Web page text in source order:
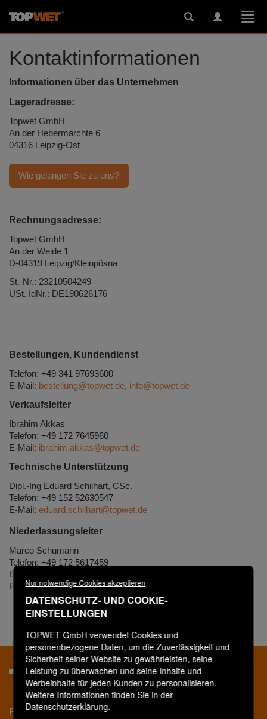
Nur notwendige Cookies akzeptieren
DATENSCHUTZ- UND COOKIE-
EINSTELLUNGEN
TOPWET GmbH verwendet Cookies und
personenbezogene Daten, um die Zuverlässigkeit und
Sicherheit seiner Website zu gewährleisten, seine
Leistung zu überwachen und seine Inhalte und
Werbeinhalte für jeden Kunden zu personalisieren.
Weitere Informationen finden Sie in der
Datenschutzerklärung.
Toggle
Toggle
Kontaktinformationen
Informationen über das Unternehmen
Lageradresse:
Topwet GmbH
An der Hebermärchte 6
04316 Leipzig-Ost
Wie gelangen Sie zu uns?
Rechnungsadresse:
Topwet GmbH
An der Weide 1
D-04319 Leipzig/Kleinpösna
St.-Nr.: 23210504249
USt. IdNr.: DE190626176
Bestellungen, Kundendienst
Telefon: +49 341 97693600
E-Mail: bestellung@topwet.de, info@topwet.de
Verkaufsleiter
Ibrahim Akkas
Telefon: +49 172 7645960
E-Mail: ibrahim.akkas@topwet.de
Technische Unterstützung
Dipl.-Ing Eduard Schilhart, CSc.
Telefon: +49 152 52630547
E-Mail: eduard.schilhart@topwet.de
Niederlassungsleiter
Marco Schumann
Telefon: +49 172 5617459
E-Mail:
Fax:+49 341 99384599
Folgen Sie uns in den sozialen Netzwerken